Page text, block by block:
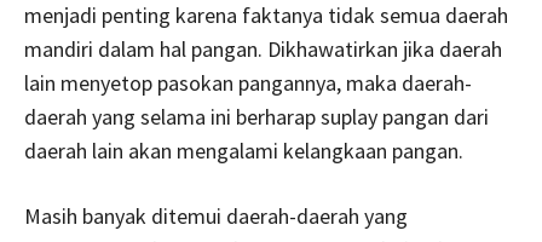
menjadi penting karena faktanya tidak semua daerah
mandiri dalam hal pangan. Dikhawatirkan jika daerah
lain menyetop pasokan pangannya, maka daerah-
daerah yang selama ini berharap suplay pangan dari
daerah lain akan mengalami kelangkaan pangan.
Masih banyak ditemui daerah-daerah yang